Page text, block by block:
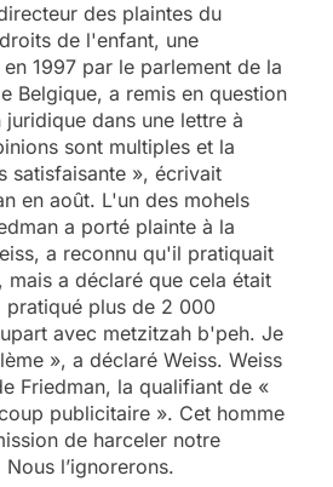
des plaintes du
de l'enfant, une
1997 par le parlement de la
Belgique, a remis en question
dans une lettre à
sont multiples et la
satisfaisante », écrivait
en août. L'un des mohels
a porté plainte à la
a reconnu qu'il pratiquait
a déclaré que cela était
pratiqué plus de 2 000
avec metzitzah b'peh. Je
», a déclaré Weiss. Weiss
Friedman, la qualifiant de «
publicitaire ». Cet homme
de harceler notre
l’ignorerons.
2025, l’année la plus
meurtrière selon le
rapport d’ADL contre
l’antisémitisme
FRANCE ISRAÉL
FIÈRE, DIGNE ET RÉSILIENTE :